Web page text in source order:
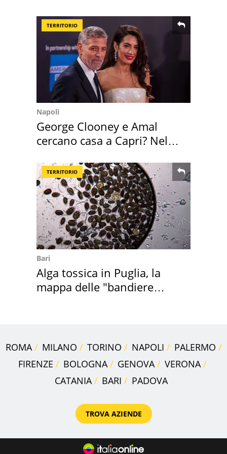
TERRITORIO
Napoli
George Clooney e Amal
cercano casa a Capri? Nel
TERRITORIO
Bari
Alga tossica in Puglia, la
mappa delle "bandiere
ROMA MILANO TORINO NAPOLI
PALERMO
FIRENZE
BOLOGNA GENOVA
VERONA
CATANIA
BARI PADOVA
TROVA AZIENDE